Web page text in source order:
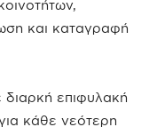
και καταγραφή
επιφυλακή
κάθε νεότερη